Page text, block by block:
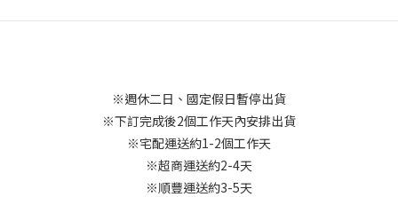
※週休二日、國定假日暫停出貨
※下訂完成後2個工作天內安排出貨
※宅配運送約1-2個工作天
※超商運送約2-4天
※順豐運送約3-5天